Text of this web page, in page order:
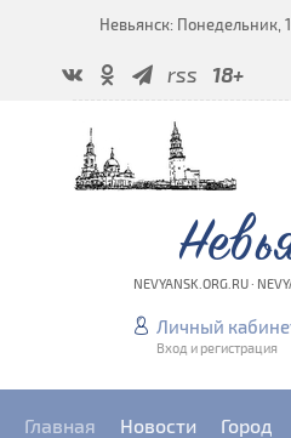
Невьянск: Понедельник,
rss 18+
NEVYANSK.ORG.RU ·
Личный
Вход и регистрация
Главная Новости Город